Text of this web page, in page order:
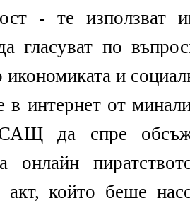
- те използват
гласуват по
икономиката и
интернет от
да спре
онлайн
акт, който беше